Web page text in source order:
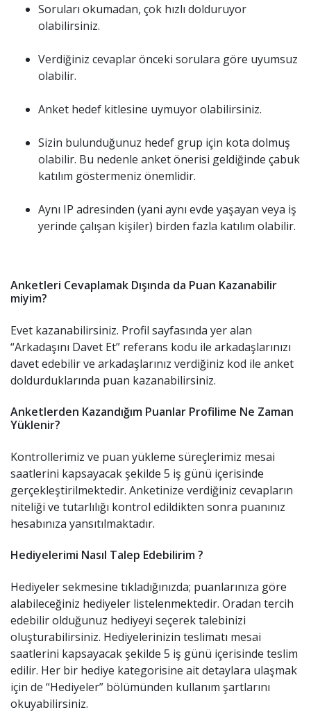
Soruları okumadan, çok hızlı dolduruyor
olabilirsiniz.
Verdiğiniz cevaplar önceki sorulara göre uyumsuz
olabilir.
Anket hedef kitlesine uymuyor olabilirsiniz.
Sizin bulunduğunuz hedef grup için kota dolmuş
olabilir. Bu nedenle anket önerisi geldiğinde çabuk
katılım göstermeniz önemlidir.
Aynı IP adresinden (yani aynı evde yaşayan veya iş
yerinde çalışan kişiler) birden fazla katılım olabilir.
Anketleri Cevaplamak Dışında da Puan Kazanabilir
miyim?
Evet kazanabilirsiniz. Profil sayfasında yer alan
“Arkadaşını Davet Et” referans kodu ile arkadaşlarınızı
davet edebilir ve arkadaşlarınız verdiğiniz kod ile anket
doldurduklarında puan kazanabilirsiniz.
Anketlerden Kazandığım Puanlar Profilime Ne Zaman
Yüklenir?
Kontrollerimiz ve puan yükleme süreçlerimiz mesai
saatlerini kapsayacak şekilde 5 iş günü içerisinde
gerçekleştirilmektedir. Anketinize verdiğiniz cevapların
niteliği ve tutarlılığı kontrol edildikten sonra puanınız
hesabınıza yansıtılmaktadır.
Hediyelerimi Nasıl Talep Edebilirim ?
Hediyeler sekmesine tıkladığınızda; puanlarınıza göre
alabileceğiniz hediyeler listelenmektedir. Oradan tercih
edebilir olduğunuz hediyeyi seçerek talebinizi
oluşturabilirsiniz. Hediyelerinizin teslimatı mesai
saatlerini kapsayacak şekilde 5 iş günü içerisinde teslim
edilir. Her bir hediye kategorisine ait detaylara ulaşmak
için de “Hediyeler” bölümünden kullanım şartlarını
okuyabilirsiniz.